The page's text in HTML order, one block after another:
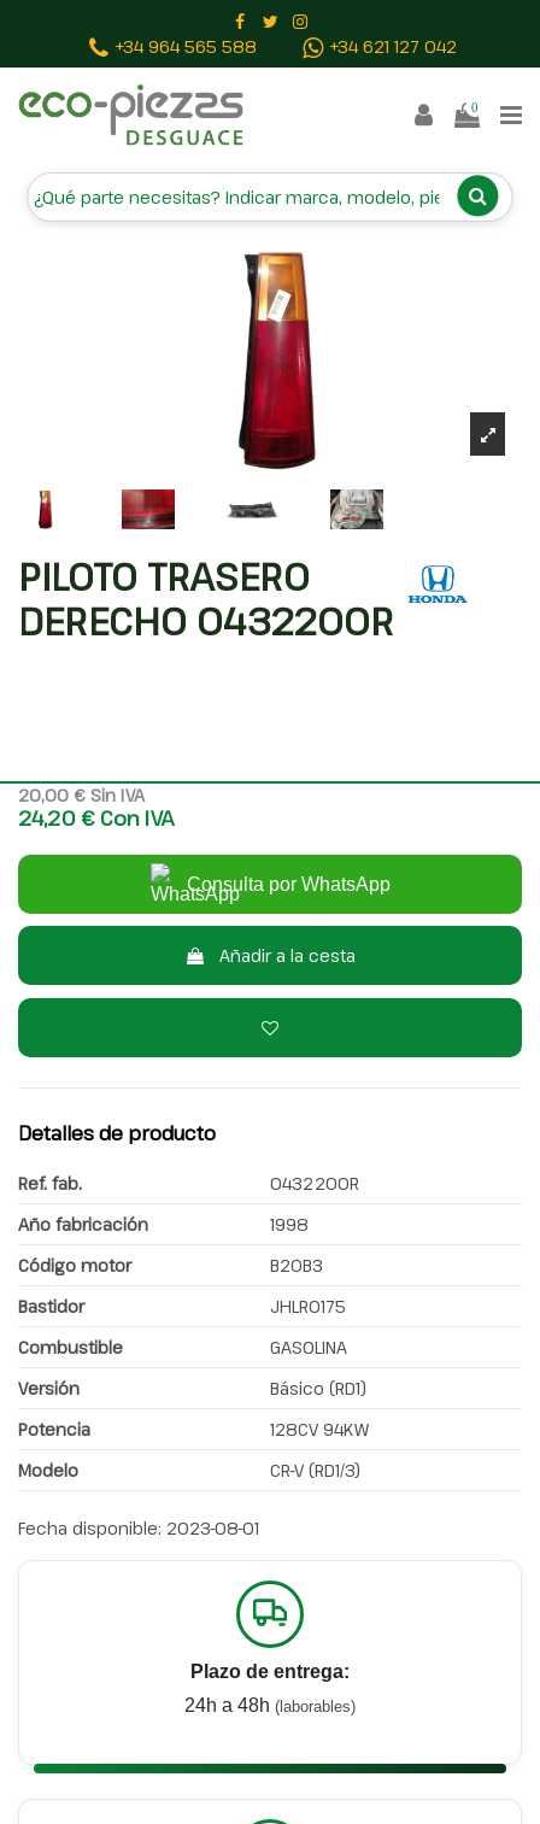
+34 964 565 588 +34 621 127 042
0
PILOTO TRASERO DERECHO
0432200R
PILOTO TRASERO
DERECHO 0432200R
20,00 € Sin IVA
24,20 € Con IVA
Consulta por WhatsApp
Añadir a la cesta
Detalles de producto
Ref. fab.
0432200R
Año fabricación
1998
Código motor
B20B3
Bastidor
JHLR0175
Combustible
GASOLINA
Versión
Básico (RD1)
Potencia
128CV 94KW
Modelo
CR-V (RD1/3)
Fecha disponible: 2023-08-01
Plazo de entrega:
24h a 48h (laborables)